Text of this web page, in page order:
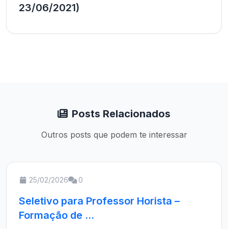
23/06/2021)
Posts Relacionados
Outros posts que podem te interessar
25/02/2026 0
Seletivo para Professor Horista –
Formação de ...